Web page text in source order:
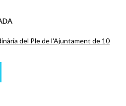
del Ple de l'Ajuntament de 10